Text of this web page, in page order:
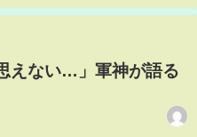
えない…」軍神が語る